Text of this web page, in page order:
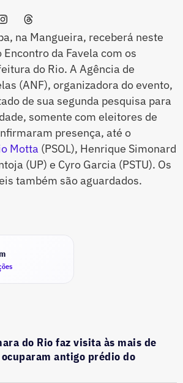
na Mangueira, receberá neste
da Favela com os
do Rio. A Agência de
(ANF), organizadora do evento,
de sua segunda pesquisa para
somente com eleitores de
presença, até o
Motta (PSOL), Henrique Simonard
(UP) e Cyro Garcia (PSTU). Os
também são aguardados.
do Rio faz visita às mais de
antigo prédio do